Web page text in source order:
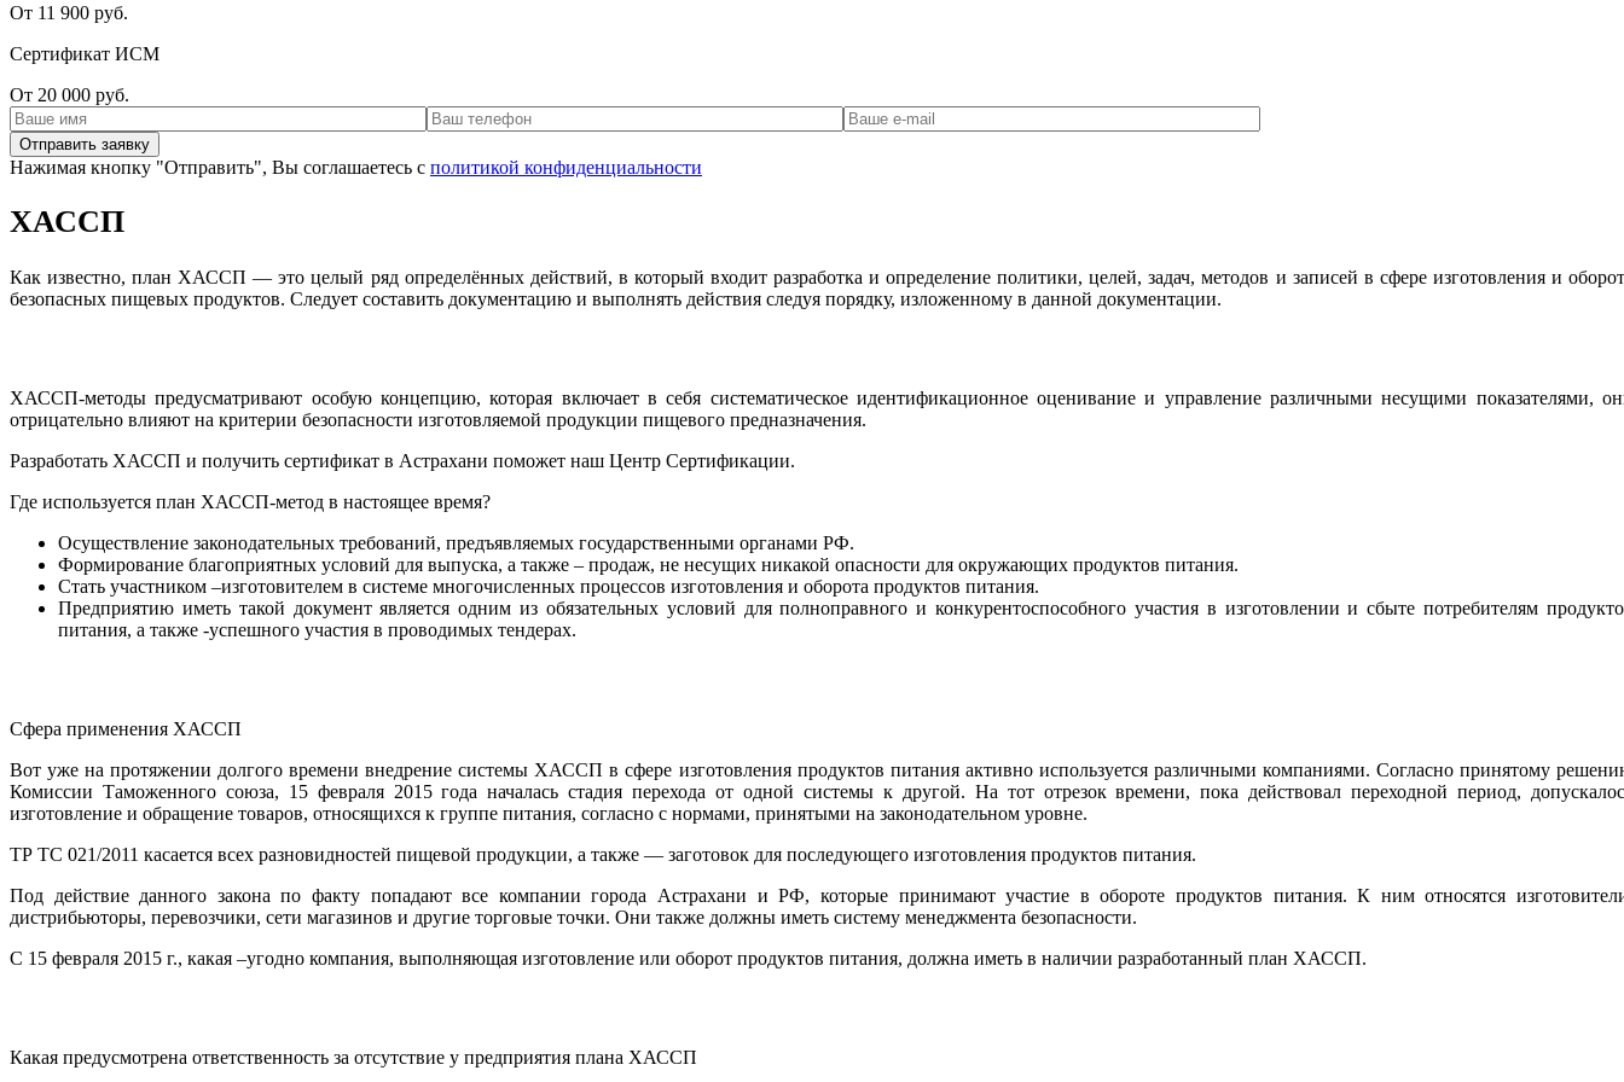
От 11 900 руб.
Сертификат ИСМ
От 20 000 руб.
Нажимая кнопку "Отправить", Вы соглашаетесь с политикой конфиденциальности
ХАССП
Как известно, план ХАССП — это целый ряд определённых действий, в который входит разработка и определение политики, целей, задач, методов и записей в сфере изготовления и
безопасных пищевых продуктов. Следует составить документацию и выполнять действия следуя порядку, изложенному в данной документации.
ХАССП-методы предусматривают особую концепцию, которая включает в себя систематическое идентификационное оценивание и управление различными несущими показателями,
отрицательно влияют на критерии безопасности изготовляемой продукции пищевого предназначения.
Разработать ХАССП и получить сертификат в Астрахани поможет наш Центр Сертификации.
Где используется план ХАССП-метод в настоящее время?
Осуществление законодательных требований, предъявляемых государственными органами РФ.
Формирование благоприятных условий для выпуска, а также – продаж, не несущих никакой опасности для окружающих продуктов питания.
Стать участником –изготовителем в системе многочисленных процессов изготовления и оборота продуктов питания.
Предприятию иметь такой документ является одним из обязательных условий для полноправного и конкурентоспособного участия в изготовлении и сбыте потребителям
питания, а также -успешного участия в проводимых тендерах.
Сфера применения ХАССП
Вот уже на протяжении долгого времени внедрение системы ХАССП в сфере изготовления продуктов питания активно используется различными компаниями. Согласно принятому
Комиссии Таможенного союза, 15 февраля 2015 года началась стадия перехода от одной системы к другой. На тот отрезок времени, пока действовал переходной период,
изготовление и обращение товаров, относящихся к группе питания, согласно с нормами, принятыми на законодательном уровне.
ТР ТС 021/2011 касается всех разновидностей пищевой продукции, а также — заготовок для последующего изготовления продуктов питания.
Под действие данного закона по факту попадают все компании города Астрахани и РФ, которые принимают участие в обороте продуктов питания. К ним относятся
дистрибьюторы, перевозчики, сети магазинов и другие торговые точки. Они также должны иметь систему менеджмента безопасности.
С 15 февраля 2015 г., какая –угодно компания, выполняющая изготовление или оборот продуктов питания, должна иметь в наличии разработанный план ХАССП.
Какая предусмотрена ответственность за отсутствие у предприятия плана ХАССП